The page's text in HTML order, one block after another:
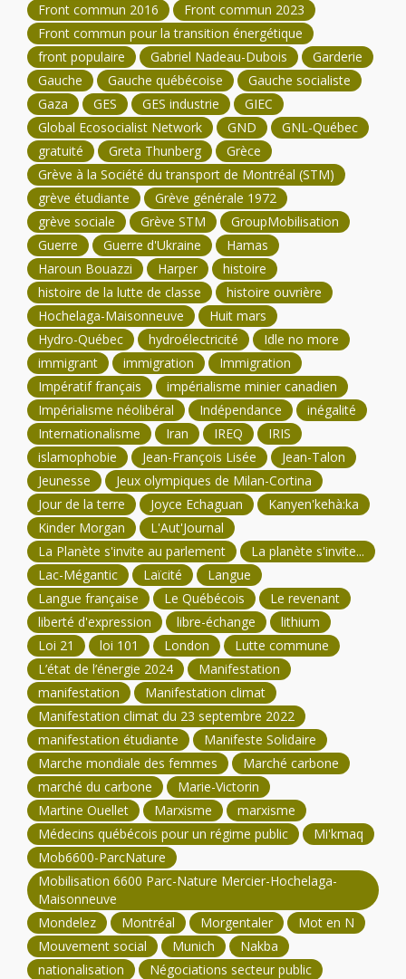
Front commun 2016
Front commun 2023
Front commun pour la transition énergétique
front populaire
Gabriel Nadeau-Dubois
Garderie
Gauche
Gauche québécoise
Gauche socialiste
Gaza
GES GES industrie
GIEC
Global Ecosocialist Network
GND
GNL-Québec
gratuité
Greta Thunberg
Grèce
Grève à la Société du transport de Montréal (STM)
grève étudiante
Grève générale 1972
grève sociale
Grève STM
GroupMobilisation
Guerre
Guerre d'Ukraine
Hamas
Haroun Bouazzi
Harper
histoire
histoire de la lutte de classe
histoire ouvrière
Hochelaga-Maisonneuve
Huit mars
Hydro-Québec
hydroélectricité
Idle no more
immigrant
immigration
Immigration
Impératif français
impérialisme minier canadien
Impérialisme néolibéral
Indépendance
inégalité
Internationalisme
Iran IREQ
IRIS
islamophobie
Jean-François Lisée
Jean-Talon
Jeunesse
Jeux olympiques de Milan-Cortina
Jour de la terre
Joyce Echaguan
Kanyen'kehà:ka
Kinder Morgan
L'Aut'Journal
La Planète s'invite au parlement
La planète s'invite...
Lac-Mégantic
Laïcité
Langue
Langue française
Le Québécois
Le revenant
liberté d'expression
libre-échange
lithium
Loi 21
loi 101 London
Lutte commune
L’état de l’énergie 2024
Manifestation
manifestation
Manifestation climat
Manifestation climat du 23 septembre 2022
manifestation étudiante
Manifeste Solidaire
Marche mondiale des femmes
Marché carbone
marché du carbone
Marie-Victorin
Martine Ouellet
Marxisme
marxisme
Médecins québécois pour un régime public
Mi'kmaq
Mob6600-ParcNature
Mobilisation 6600 Parc-Nature Mercier-Hochelaga-
Maisonneuve
Mondelez
Montréal Morgentaler
Mot en N
Mouvement social
Munich
Nakba
nationalisation
Négociations secteur public